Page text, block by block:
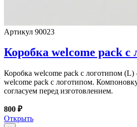
Артикул 90023
Коробка welcome pack с
Коробка welcome pack с логотипом
welcome pack с логотипом.
согласуем перед изготовлением.
800 ₽
Открыть